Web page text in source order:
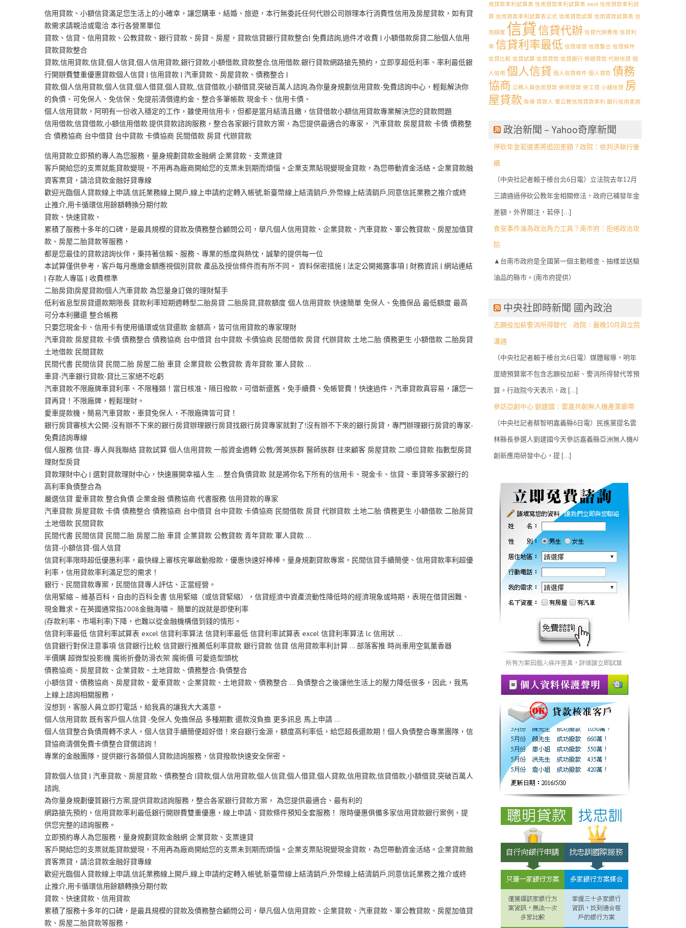
信用貸款、小額信貸滿足您生活上的小確幸，讓您購車、結婚、旅遊，本行無委託任何代辦公司辦理本行消費性信用及房屋貸款，如有貸
款需求請親洽或電洽 本行各營業單位
貸款、信貸、信用貸款、公教貸款、銀行貸款、房貸、房屋，貸款信貸銀行貸款整合| 免費諮詢,過件才收費 | 小額借款房貸二胎個人信用
貸款貸款整合
貸款,信用貸款,信貸,個人信貸,個人信用貸款,銀行貸款,小額借款,貸款整合,信用借款.銀行貸款網路搶先預約，立即享超低利率、率利最低銀
行開辦費雙重優惠貸款個人信貸 | 信用貸款 | 汽車貸款、房屋貸款、債務整合 |
貸款,個人信用貸款,個人信貸,個人借貸,個人貸款,,信貸借款,小額借貸,突破百萬人諮詢,為你量身規劃信用貸款-免費諮詢中心，輕鬆解決你
的負債、可免保人、免信保、免提前清償違約金、整合多筆帳款 現金卡、信用卡債、
個人信用貸款，阿明有一份收入穩定的工作，雖使用信用卡，但都是當月結清且繳，信貸借款小額信用貸款專業解決您的貸款問題
信用借款,信貸借款,小額信用借款.提供貸款諮詢服務，整合各家銀行貸款方案，為您提供最適合的專家， 汽車貸款 房屋貸款 卡債 債務整
合 債務協商 台中借貸 台中貸款 卡債協商 民間借款 房貸 代辦貸款
信用貸款立即預約專人為您服務，量身規劃貸款金融網 企業貸款、支票速貸
客戶開給您的支票就能貸款變現，不用再為廠商開給您的支票未到期而煩惱。企業支票貼現變現金貸款，為您帶動資金活絡。企業貸款融
資客票貸，請洽貸款金融好貸專線
歡迎光臨個人貸款線上申請,信託業務線上開戶,線上申請約定轉入帳號,新臺幣線上結清銷戶,外幣線上結清銷戶,同意信託業務之推介或終
止推介,用卡循環信用餘額轉換分期付款
貸款、快速貸款、
累積了服務十多年的口碑，是最具規模的貸款及債務整合顧問公司，舉凡個人信用貸款、企業貸款、汽車貸款、軍公教貸款、房屋加值貸
款、房屋二胎貸款等服務，
都是您最佳的貸款諮詢伙伴，秉持著信賴、服務、專業的態度與熱忱，誠摯的提供每一位
本試算僅供參考，客戶每月應繳金額應視個別貸款 產品及授信條件而有所不同。 資料保密措施 | 法定公開揭露事項 | 財務資訊 | 網站連結
| 存款人專區 | 收費標準
二胎房貸|房屋貸款|個人汽車貸款 為您量身訂做的理財幫手
低利省息型房貸還款期限長 貸款利率短期週轉型二胎房貸 二胎房貸,貸款額度 個人信用貸款 快速簡單 免保人、免擔保品 最低額度 最高
可分本利攤還 整合帳務
只要您現金卡、信用卡有使用循環或信貸還款 金額高，皆可信用貸款的專家理財
汽車貸款 房屋貸款 卡債 債務整合 債務協商 台中借貸 台中貸款 卡債協商 民間借款 房貸 代辦貸款 土地二胎 債務更生 小額借款 二胎房貸
土地借款 民間貸款
民間代書 民間信貸 民間二胎 房屋二胎 車貸 企業貸款 公教貸款 青年貸款 軍人貸款 …
車貸-汽車銀行貸款-貸比三家絕不吃虧
汽車貸款不限廠牌車貸利率、不限種類！當日核准、隔日撥款，可借新還舊，免手續費、免帳管費！快速過件，汽車貸款真容易，讓您一
貸再貸！不限廠牌，輕鬆理財。
愛車提款機，簡易汽車貸款，車貸免保人，不限廠牌皆可貸！
銀行房貸審核大公開-沒有辦不下來的銀行房貸辦理銀行房貸找銀行房貸專家就對了!沒有辦不下來的銀行房貸，專門辦理銀行房貸的專家-
免費諮詢專線
個人服務 信貸- 專人與我聯絡 貸款試算 個人信用貸款 一般資金週轉 公教/菁英族群 醫師族群 往來顧客 房屋貸款 二順位貸款 指數型房貸
理財型房貸
貸款理財中心 | 選對貸款理財中心，快速展開幸福人生 … 整合負債貸款 就是將你名下所有的信用卡、現金卡、信貸、車貸等多家銀行的
高利率負債整合為
嚴選信貸 愛車貸款 整合負債 企業金融 債務協商 代書服務 信用貸款的專家
汽車貸款 房屋貸款 卡債 債務整合 債務協商 台中借貸 台中貸款 卡債協商 民間借款 房貸 代辦貸款 土地二胎 債務更生 小額借款 二胎房貸
土地借款 民間貸款
民間代書 民間信貸 民間二胎 房屋二胎 車貸 企業貸款 公教貸款 青年貸款 軍人貸款 …
信貸-小額信貸-個人信貸
信貸利率限時超低優惠利率，最快線上審核完畢啟動撥款，優惠快速好棒棒，量身規劃貸款專案，民間信貸手續簡便、信用貸款率利超優
利率，信用貸款率利滿足您的需求！
銀行、民間貸款專案，民間信貸專人評估、正當經營。
信用緊縮 – 維基百科，自由的百科全書 信用緊縮（或信貸緊縮），信貸經濟中資產流動性降低時的經濟現象或時期，表現在借貸困難、
現金難求。在英國通常指2008金融海嘯。 簡單的說就是即使利率
(存款利率、市場利率)下降，也難以從金融機構借到錢的情形。
信貸利率最低 信貸利率試算表 excel 信貸利率算法 信貸利率最低 信貸利率試算表 excel 信貸利率算法 lc 信用狀 …
信貸銀行對保注意事項 信貸銀行比較 信貸銀行推薦低利率貸款 銀行貸款 信貸 信用貸款率利計算 … 部落客推 時尚車用空氣薰香器
半價購 超微型投影機 魔術折疊防滑衣架 魔術價 可愛造型頭枕
債務協商、房屋貸款、企業貸款、土地貸款、債務整合-負債整合
小額信貸、債務協商、房屋貸款、愛車貸款、企業貸款、土地貸款、債務整合 … 負債整合之後讓他生活上的壓力降低很多，因此，我馬
上線上諮詢相關服務，
沒想到，客服人員立即打電話，給我真的讓我大大滿意。
個人信用貸款 既有客戶個人信貸 -免保人 免擔保品 多種期數 還款沒負擔 更多訊息 馬上申請 …
個人信貸整合負債周轉不求人，個人信貸手續簡便超好借！來自銀行金源，額度高利率低，給您超長還款期！個人負債整合專業團隊，信
貸協商清償免費卡債整合貸償諮詢！
專業的金融團隊，提供銀行各類個人貸款諮詢服務，信貸撥款快速安全保密。
貸款個人信貸 | 汽車貸款、房屋貸款、債務整合 |貸款,個人信用貸款,個人信貸,個人借貸,個人貸款,信用貸款,信貸借款,小額借貸,突破百萬人
諮詢,
為你量身規劃優質銀行方案,提供貸款諮詢服務，整合各家銀行貸款方案， 為您提供最適合、最有利的
網路搶先預約，信用貸款率利最低銀行開辦費雙重優惠，線上申請、貸款條件預知全套服務！ 限時優惠俱備多家信用貸款銀行案例，提
供您完整的諮詢服務。
立即預約專人為您服務，量身規劃貸款金融網 企業貸款、支票速貸
客戶開給您的支票就能貸款變現，不用再為廠商開給您的支票未到期而煩惱。企業支票貼現變現金貸款，為您帶動資金活絡。企業貸款融
資客票貸，請洽貸款金融好貸專線
歡迎光臨個人貸款線上申請,信託業務線上開戶,線上申請約定轉入帳號,新臺幣線上結清銷戶,外幣線上結清銷戶,同意信託業務之推介或終
止推介,用卡循環信用餘額轉換分期付款
貸款、快速貸款、信用貸款
累積了服務十多年的口碑，是最具規模的貸款及債務整合顧問公司，舉凡個人信用貸款、企業貸款、汽車貸款、軍公教貸款、房屋加值貸
款、房屋二胎貸款等服務，
用貸款率利試算表 信用貸款率利試算表 excel 信用貸款率利試
算 信用貸款率利試算表公式 信用貸款試算 信用貸款試算表 信
用額度 信貸信貸代辦 信貸代辦費用 信貸利
率 信貸利率最低 信貸增貸 信貸整合 信貸條件
信貸比較 信貸試算 信貸貸款 信貸銀行 修繕貸款 代辦信貸 個
人信用 個人信貸 個人信貸條件 個人貸款 債務
協商 公務人員信用貸款 勞保貸款 勞工貸 小額信貸 房
屋貸款 負債 貸款人 軍公教信用貸款率利 銀行信用查詢
政治新聞 – Yahoo奇摩新聞
停砍年金若違憲將追回差額？政院：依判決執行後
續
（中央社記者賴于榛台北6日電）立法院去年12月
三讀通過停砍公教年金相關修法，政府已補發年金
差額，外界關注，若停 […]
食安事件淪為政治角力工具？南市府：拒絕政治攻
防
▲台南市政府是全國第一個主動稽查、抽樣並送驗
油品的縣市。(南市府提供）
中央社即時新聞 國內政治
志願役加薪警消所得替代 政院：最晚10月與立院
溝通
（中央社記者賴于榛台北6日電）媒體報導，明年
度總預算案不包含志願役加薪、警消所得替代等預
算。行政院今天表示，政 […]
參訪亞創中心 劉建國：雲嘉共創無人機產業廊帶
（中央社記者蔡智明嘉義縣6日電）民進黨提名雲
林縣長參選人劉建國今天參訪嘉義縣亞洲無人機AI
創新應用研發中心，提 […]